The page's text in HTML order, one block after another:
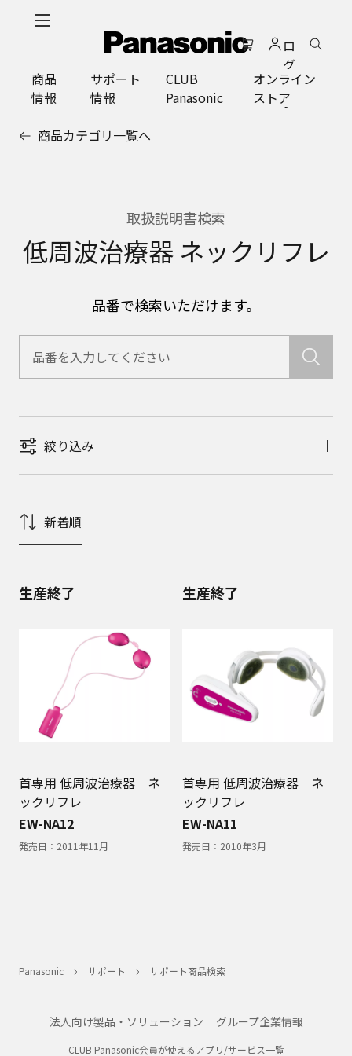
ロ
グ
イ
ン
商品
情報
サポート
情報
CLUB
Panasonic
オンライン
ストア
商品カテゴリ一覧へ
取扱説明書検索
低周波治療器 ネックリフレ
品番で検索いただけます。
絞り込み
新着順
生産終了
首専用 低周波治療器 ネ
ックリフレ
EW-NA12
発売日： 2011年11月
生産終了
首専用 低周波治療器 ネ
ックリフレ
EW-NA11
発売日： 2010年3月
Panasonic サポート サポート商品検索
法人向け製品・ソリューション グループ企業情報
CLUB Panasonic会員が使えるアプリ/サービス一覧